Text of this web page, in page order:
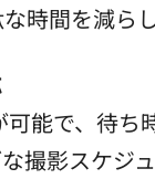
時間を減らし
能で、待ち
撮影スケジ